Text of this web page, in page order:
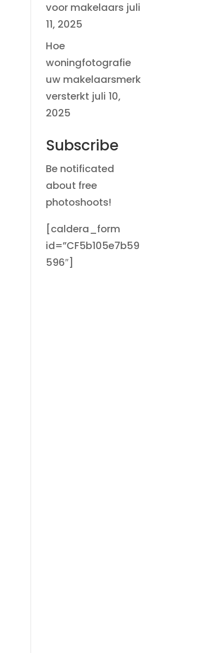
voor makelaars juli
11, 2025
Hoe
woningfotografie
uw makelaarsmerk
versterkt juli 10,
2025
Subscribe
Be notificated
about free
photoshoots!
[caldera_form
id=”CF5b105e7b59
596″]